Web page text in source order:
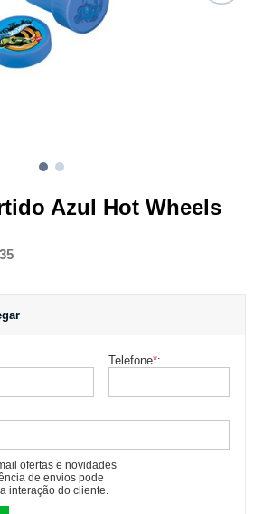
Azul Hot Wheels
Telefone*:
ofertas e novidades
de envios pode
interação do cliente.